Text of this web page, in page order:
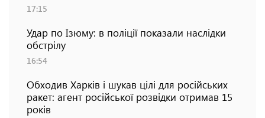
17:15
Удар по Ізюму: в поліції показали наслідки
обстрілу
16:54
Обходив Харків і шукав цілі для російських
ракет: агент російської розвідки отримав 15
років